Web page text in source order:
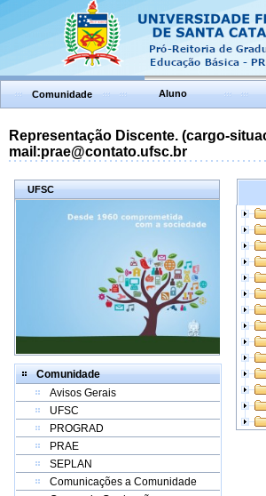
Comunidade Aluno
Representação Discente. (cargo-
mail:prae@contato.ufsc.br
UFSC
Comunidade
Avisos Gerais
UFSC
PROGRAD
PRAE
SEPLAN
Comunicações a Comunidade